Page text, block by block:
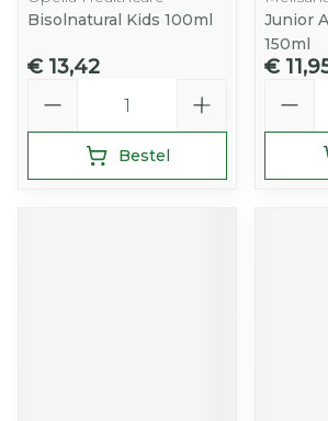
Bisolnatural Kids 100ml
€ 13,42
Bestel
Junior
150ml
€